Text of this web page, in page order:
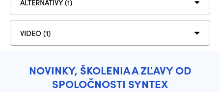
ALTERNATÍVY (1)
VIDEO (1)
NOVINKY, ŠKOLENIA A ZĽAVY OD
SPOLOČNOSTI SYNTEX